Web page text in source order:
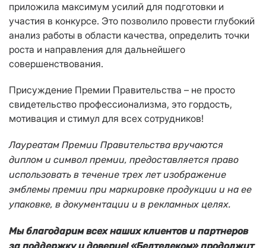
приложила максимум усилий для подготовки и
участия в конкурсе. Это позволило провести глубокий
анализ работы в области качества, определить точки
роста и направления для дальнейшего
совершенствования.
Присуждение Премии Правительства – не просто
свидетельство профессионализма, это гордость,
мотивация и стимул для всех сотрудников!
Лауреатам Премии Правительства вручаются
диплом и символ премии, предоставляется право
использовать в течение трех лет изображение
эмблемы премии при маркировке продукции и на ее
упаковке, в документации и в рекламных целях.
Мы благодарим всех наших клиентов и партнеров